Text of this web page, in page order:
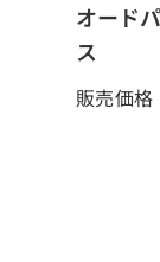
オード
ス
販売価格